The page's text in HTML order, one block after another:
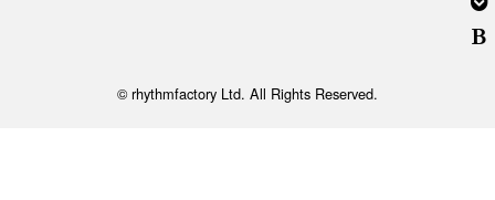
© rhythmfactory Ltd. All Rights Reserved.